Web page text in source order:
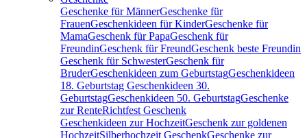
Geschenke für MännerGeschenke für
FrauenGeschenkideen für KinderGeschenke für
MamaGeschenk für PapaGeschenk für
FreundinGeschenk für FreundGeschenk beste Freundin
Geschenk für SchwesterGeschenk für
BruderGeschenkideen zum GeburtstagGeschenkideen
18. Geburtstag Geschenkideen 30.
GeburtstagGeschenkideen 50. GeburtstagGeschenke
zur RenteRichtfest Geschenk
Geschenkideen zur HochzeitGeschenk zur goldenen
HochzeitSilberhochzeit GeschenkGeschenke zur